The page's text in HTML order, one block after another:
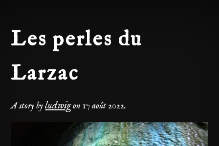
Les perles du
Larzac
A story byludwigon17 août 2022.